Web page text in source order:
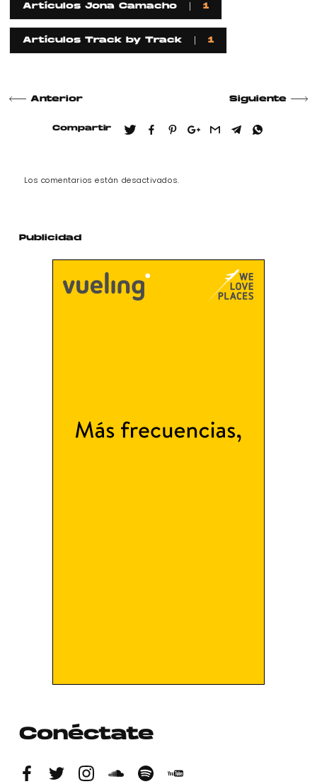
Artículos Jona Camacho 1
Artículos Track by Track 1
Anterior Siguiente
Compartir
Los comentarios están desactivados.
Publicidad
Conéctate